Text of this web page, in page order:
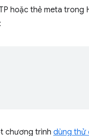
hoặc thẻ meta trong
chương trình dùng thử